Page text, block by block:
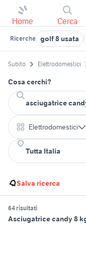
Home Cerca
Ricerche golf 8 usata
Subito Elettrodomestici
Cosa cerchi?
Elettrodomestici
Salva ricerca
64 risultati
Asciugatrice candy 8